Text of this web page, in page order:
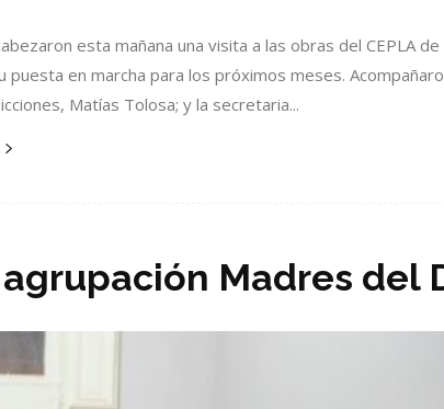
esta mañana una visita a las obras del CEPLA de
en marcha para los próximos meses.
Matías Tolosa; y la secretaria...
Madres del